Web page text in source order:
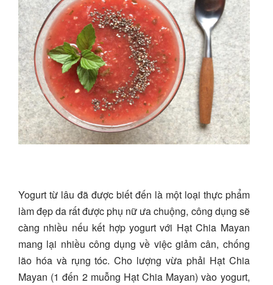
Yogurt từ lâu đã được biết đến là một loại thực phẩm
làm đẹp da rất được phụ nữ ưa chuộng, công dụng sẽ
càng nhiều nếu kết hợp yogurt với Hạt Chia Mayan
mang lại nhiều công dụng về việc giảm cân, chống
lão hóa và rụng tóc. Cho lượng vừa phải Hạt Chia
Mayan (1 đến 2 muỗng Hạt Chia Mayan) vào yogurt,